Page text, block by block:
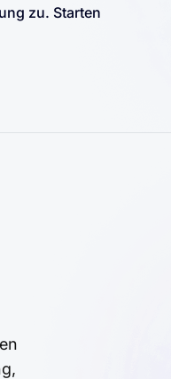
zu. Starten